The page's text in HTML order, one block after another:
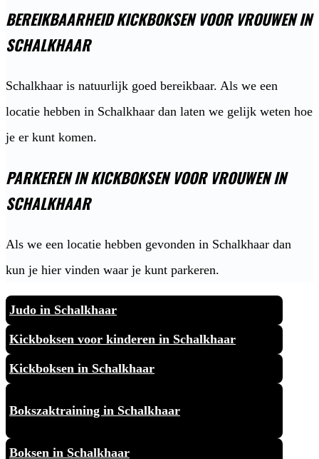
BEREIKBAARHEID KICKBOKSEN VOOR VROUWEN IN
SCHALKHAAR
Schalkhaar is natuurlijk goed bereikbaar. Als we een
locatie hebben in Schalkhaar dan laten we gelijk weten hoe
je er kunt komen.
PARKEREN IN KICKBOKSEN VOOR VROUWEN IN
SCHALKHAAR
Als we een locatie hebben gevonden in Schalkhaar dan
kun je hier vinden waar je kunt parkeren.
Judo in Schalkhaar
Kickboksen voor kinderen in Schalkhaar
Kickboksen in Schalkhaar
Bokszaktraining in Schalkhaar
Boksen in Schalkhaar